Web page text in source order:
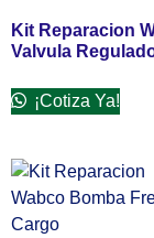
Kit Reparacion
Valvula
¡Cotiza Ya!